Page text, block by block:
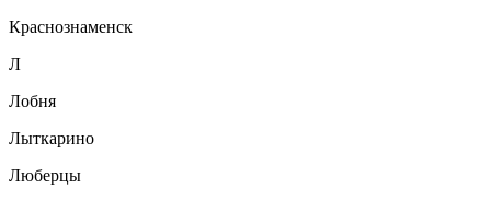
Краснознаменск
Л
Лобня
Лыткарино
Люберцы